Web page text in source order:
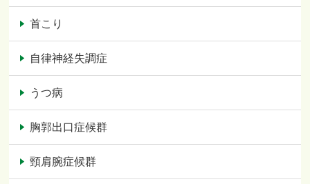
首こり
自律神経失調症
うつ病
胸郭出口症候群
頸肩腕症候群